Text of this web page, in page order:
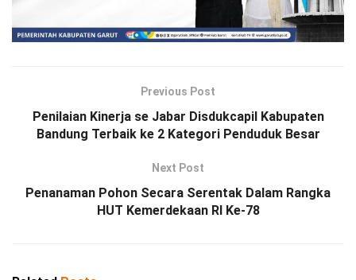
Previous Post
Penilaian Kinerja se Jabar Disdukcapil Kabupaten
Bandung Terbaik ke 2 Kategori Penduduk Besar
Next Post
Penanaman Pohon Secara Serentak Dalam Rangka
HUT Kemerdekaan RI Ke-78